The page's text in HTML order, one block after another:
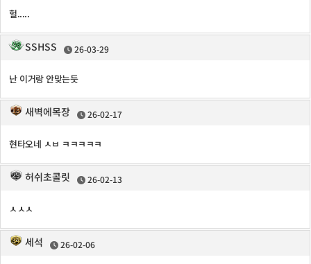
헐.....
SSHSS 26-03-29
난 이거랑 안맞는듯
새벽에목장 26-02-17
현타오네 ㅅㅂ ㅋㅋㅋㅋㅋ
허쉬초콜릿 26-02-13
ㅅㅅㅅ
세석 26-02-06